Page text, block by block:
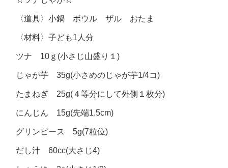
〈道具〉小鍋 ボウル ザル おたま
〈材料〉子ども1人分
ツナ 10ｇ(小さじ山盛り１)
じゃが芋 35g(小さめのじゃが芋1/4コ)
たまねぎ 25g(４等分にして外側１枚分)
にんじん 15g(先端1.5cm)
グリンピース 5g(7粒位)
だし汁 60cc(大さじ4)